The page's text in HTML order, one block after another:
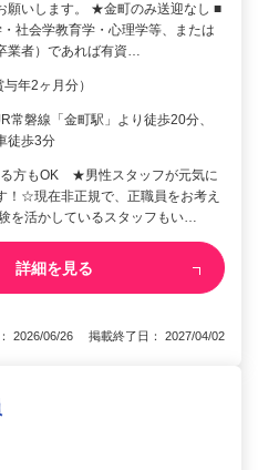
願いします。 ★金町のみ送迎なし ■
社会学教育学・心理学等、または
業者）であれば有資…
年2ヶ月分）
常磐線「金町駅」より徒歩20分、
徒歩3分
る方もOK ★男性スタッフが元気に
！☆現在非正規で、正職員をお考え
を活かしているスタッフもい…
詳細を見る
2026/06/26 掲載終了日： 2027/04/02